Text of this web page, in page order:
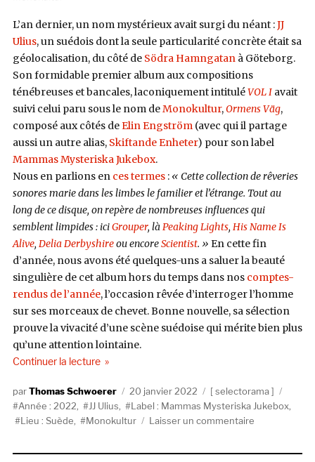
L’an dernier, un nom mystérieux avait surgi du néant :JJ
Ulius, un suédois dont la seule particularité concrète était sa
géolocalisation, du côté de Södra Hamngatanà Göteborg.
Son formidable premier album aux compositions
ténébreuses et bancales, laconiquement intituléVOL Iavait
suivi celui paru sous le nom deMonokultur,Ormens Väg,
composé aux côtés deElin Engström(avec qui il partage
aussi un autre alias, Skiftande Enheter) pour son label
Mammas Mysteriska Jukebox.
Nous en parlions en ces termes: « Cette collection de rêveries
sonores marie dans les limbes le familier et l’étrange. Tout au
long de ce disque, on repère de nombreuses influences qui
semblent limpides : iciGrouper, làPeaking Lights, His Name Is
Alive, Delia Derbyshireou encoreScientist. » En cette fin
d’année, nous avons été quelques-uns a saluer la beauté
singulière de cet album hors du temps dans nos comptes-
rendus de l’année, l’occasion rêvée d’interroger l’homme
sur ses morceaux de chevet. Bonne nouvelle, sa sélection
prouve la vivacité d’une scène suédoise qui mérite bien plus
qu’une attention lointaine.
Continuer la lecturede « Selectorama : JJ Ulius »
AuteurThomas Schwoerer
Publié
le
20 janvier 2022 Catégories
selectorama
Année : 2022
JJ Ulius Label : Mammas Mysteriska Jukebox
Lieu : Suède
Monokultur Laisser un commentaire